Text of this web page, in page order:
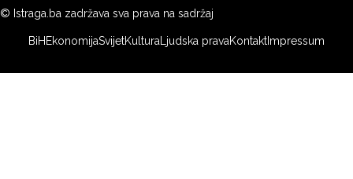
© Istraga.ba zadržava sva prava na sadržaj
BiH EkonomijaSvijetKulturaLjudska pravaKontakt Impressum